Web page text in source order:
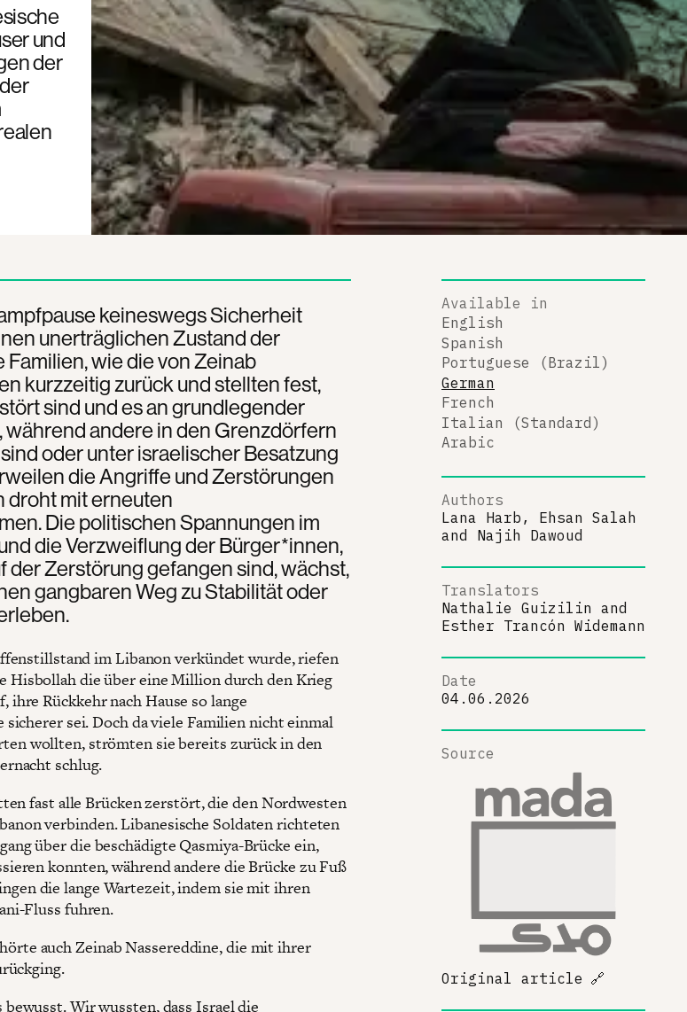
und
der
keineswegs Sicherheit
unerträglichen Zustand der
wie die von Zeinab
kurzzeitig zurück und stellten fest,
sind und es an grundlegender
während andere in den Grenzdörfern
oder unter israelischer Besatzung
die Angriffe und Zerstörungen
droht mit erneuten
Die politischen Spannungen im
die Verzweiflung der Bürger*innen,
der Zerstörung gefangen sind, wächst,
gangbaren Weg zu Stabilität oder
im Libanon verkündet wurde, riefen
Hisbollah die über eine Million durch den Krieg
ihre Rückkehr nach Hause so lange
sicherer sei. Doch da viele Familien nicht einmal
wollten, strömten sie bereits zurück in den
schlug.
fast alle Brücken zerstört, die den Nordwesten
verbinden. Libanesische Soldaten richteten
über die beschädigte Qasmiya-Brücke ein,
konnten, während andere die Brücke zu Fuß
die lange Wartezeit, indem sie mit ihren
Fluss fuhren.
auch Zeinab Nassereddine, die mit ihrer
bewusst. Wir wussten, dass Israel die
Available in
English
Spanish
Portuguese (Brazil)
German
French
Italian (Standard)
Arabic
Authors
Lana Harb, Ehsan Salah
and Najih Dawoud
Translators
Nathalie Guizilin and
Esther Trancón Widemann
Date
04.06.2026
Source
Original article 🔗